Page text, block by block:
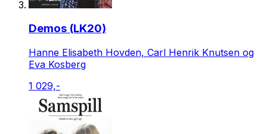
Demos (LK20)
Hanne Elisabeth Hovden, Carl Henrik Knutsen og
Eva Kosberg
1 029,-